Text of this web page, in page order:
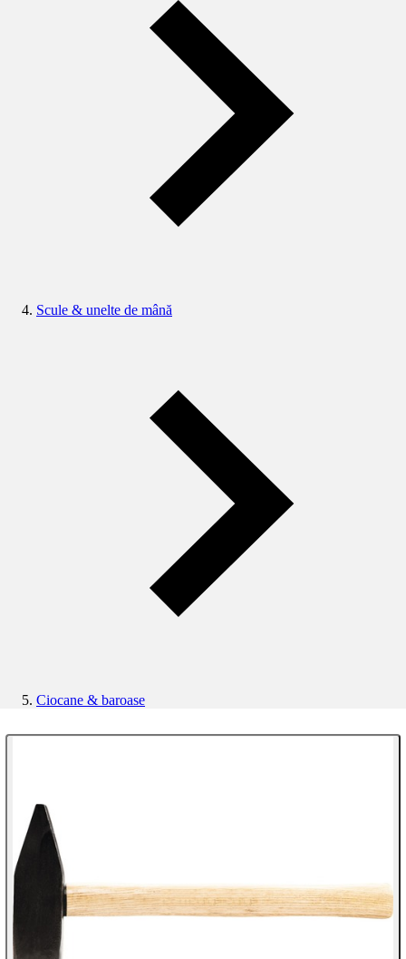
Scule & unelte de mână
Ciocane & baroase